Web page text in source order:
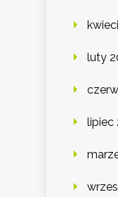
luty
lipiec